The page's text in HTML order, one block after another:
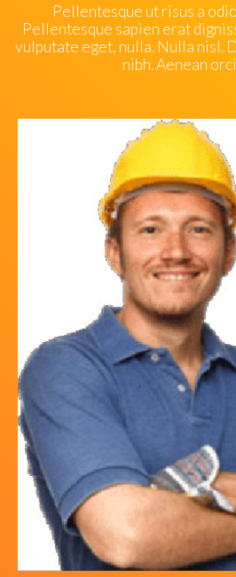
Pellentesque ut risus a
Pellentesque sapien erat
vulputate eget, nulla. Nulla nisl.
nibh. Aenean